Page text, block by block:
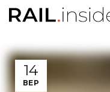
14
ВЕР